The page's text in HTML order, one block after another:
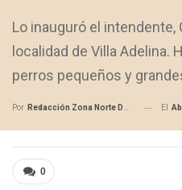
Lo inauguró el intendente,
localidad de Villa Adelina.
perros pequeños y
Por Redacción Zona Norte Daily El
0